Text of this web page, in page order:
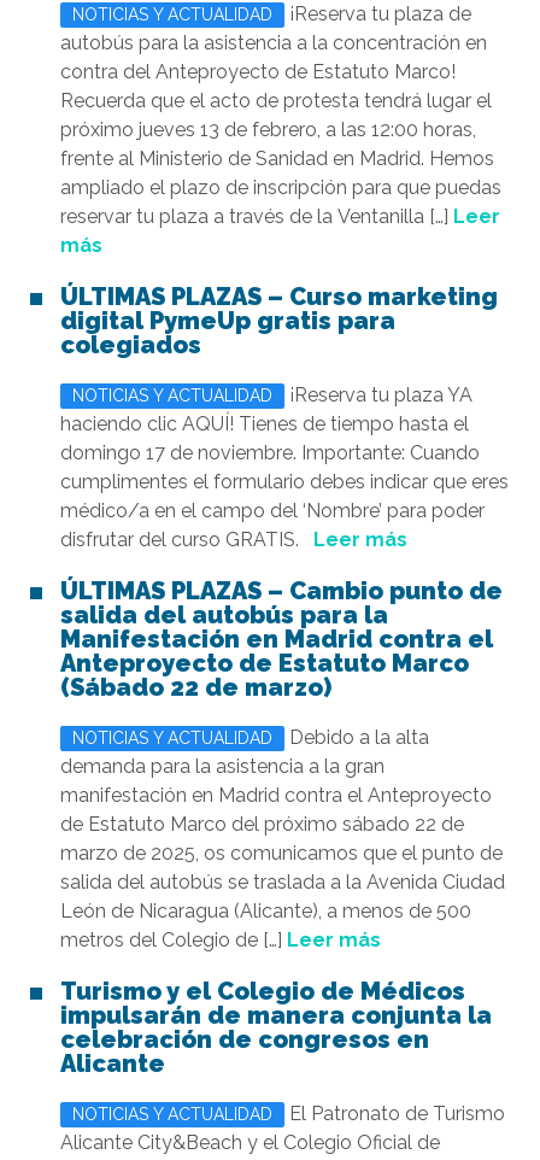
NOTICIAS Y ACTUALIDAD
¡Reserva tu plaza de
autobús para la asistencia a la concentración en
contra del Anteproyecto de Estatuto Marco!
Recuerda que el acto de protesta tendrá lugar el
próximo jueves 13 de febrero, a las 12:00 horas,
frente al Ministerio de Sanidad en Madrid. Hemos
ampliado el plazo de inscripción para que puedas
reservar tu plaza a través de la Ventanilla […] Leer
más
ÚLTIMAS PLAZAS – Curso marketing
digital PymeUp gratis para
colegiados
NOTICIAS Y ACTUALIDAD
¡Reserva tu plaza YA
haciendo clic AQUÍ! Tienes de tiempo hasta el
domingo 17 de noviembre. Importante: Cuando
cumplimentes el formulario debes indicar que eres
médico/a en el campo del ‘Nombre’ para poder
disfrutar del curso GRATIS. Leer más
ÚLTIMAS PLAZAS – Cambio punto de
salida del autobús para la
Manifestación en Madrid contra el
Anteproyecto de Estatuto Marco
(Sábado 22 de marzo)
NOTICIAS Y ACTUALIDAD
Debido a la alta
demanda para la asistencia a la gran
manifestación en Madrid contra el Anteproyecto
de Estatuto Marco del próximo sábado 22 de
marzo de 2025, os comunicamos que el punto de
salida del autobús se traslada a la Avenida Ciudad
León de Nicaragua (Alicante), a menos de 500
metros del Colegio de […] Leer más
Turismo y el Colegio de Médicos
impulsarán de manera conjunta la
celebración de congresos en
Alicante
NOTICIAS Y ACTUALIDAD
El Patronato de Turismo
Alicante City&Beach y el Colegio Oficial de